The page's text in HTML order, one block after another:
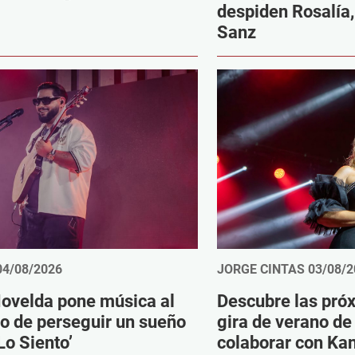
despiden
Sanz
08/2026
pone música al
de perseguir un sueño
Siento’
JORGE CINTAS 03/08/
Descubre las
gira de verano
colaborar con